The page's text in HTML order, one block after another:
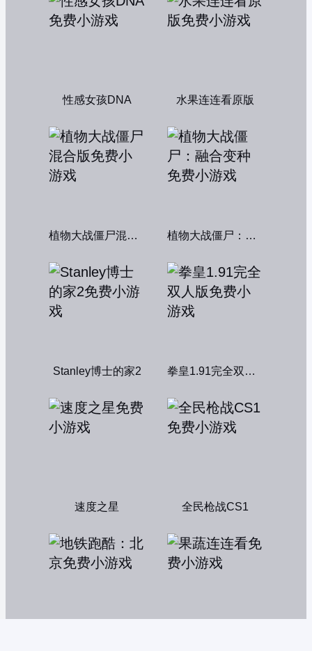
性感女孩DNA 水果连连看原版
植物大战僵尸混合版 植物大战僵尸：融合变种
Stanley博士的家2 拳皇1.91完全双人版
速度之星 全民枪战CS1